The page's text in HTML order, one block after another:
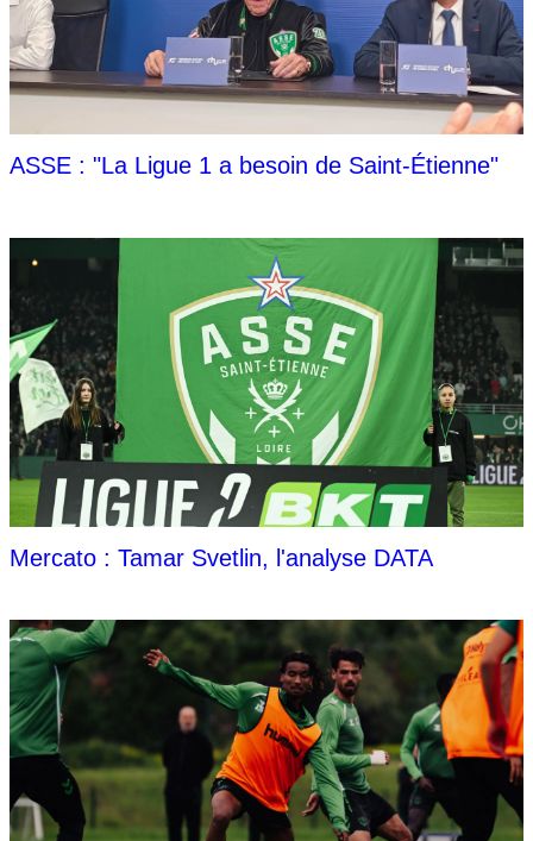
ASSE : "La Ligue 1 a besoin de Saint-Étienne"
Mercato : Tamar Svetlin, l'analyse DATA